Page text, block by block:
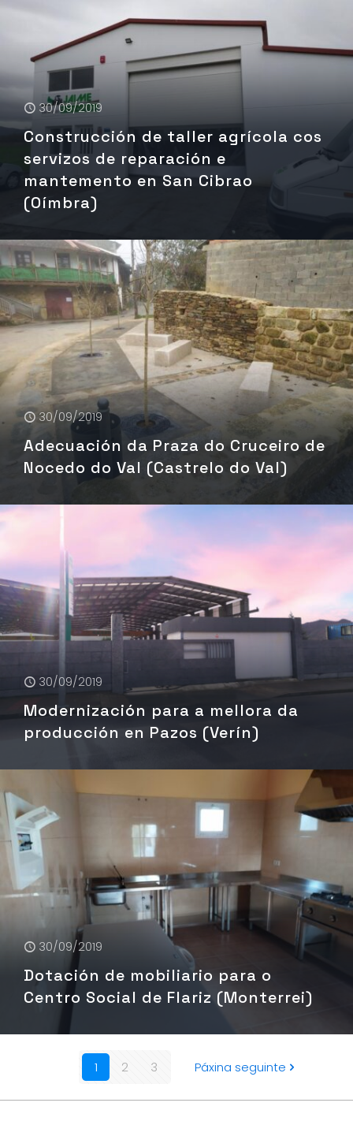
30/09/2019
Construcción de taller agrícola cos
servizos de reparación e
mantemento en San Cibrao
(Oímbra)
30/09/2019
Adecuación da Praza do Cruceiro de
Nocedo do Val (Castrelo do Val)
30/09/2019
Modernización para a mellora da
producción en Pazos (Verín)
30/09/2019
Dotación de mobiliario para o
Centro Social de Flariz (Monterrei)
1 2 3 Páxina seguinte